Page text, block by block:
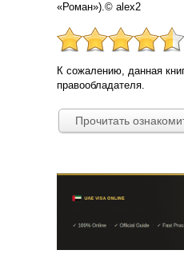
«Роман»).© alex2
К сожалению, данная
правообладателя.
Прочитать